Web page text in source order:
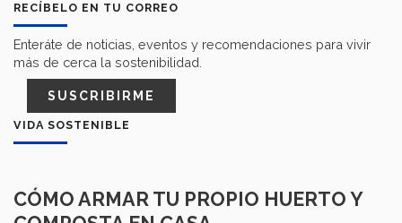
RECÍBELO EN TU CORREO
Enteráte de noticias, eventos y recomendaciones para vivir
más de cerca la sostenibilidad.
SUSCRIBIRME
VIDA SOSTENIBLE
CÓMO ARMAR TU PROPIO HUERTO Y